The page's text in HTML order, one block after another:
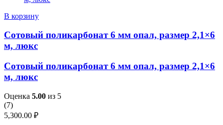
В корзину
Сотовый поликарбонат 6 мм опал, размер 2,1×6
м, люкс
Сотовый поликарбонат 6 мм опал, размер 2,1×6
м, люкс
Оценка 5.00 из 5
(7)
5,300.00 ₽